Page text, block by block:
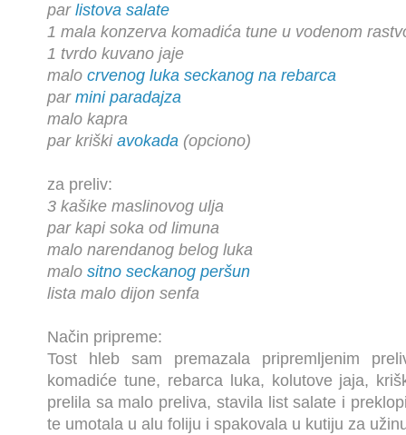
par listova salate
1 mala konzerva komadića tune u vodenom
1 tvrdo kuvano jaje
malo crvenog luka seckanog na rebarca
par mini paradajza
malo kapra
par kriški avokada (opciono)
za preliv:
3 kašike maslinovog ulja
par kapi soka od limuna
malo narendanog belog luka
malo sitno seckanog peršun
lista malo dijon senfa
Način pripreme:
Tost hleb sam premazala pripremljenim
komadiće tune, rebarca luka, kolutove jaja,
prelila sa malo preliva, stavila list salate i
te umotala u alu foliju i spakovala u kutiju za